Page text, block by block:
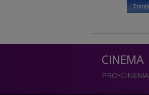
CINEMA
PRO•CINEMA